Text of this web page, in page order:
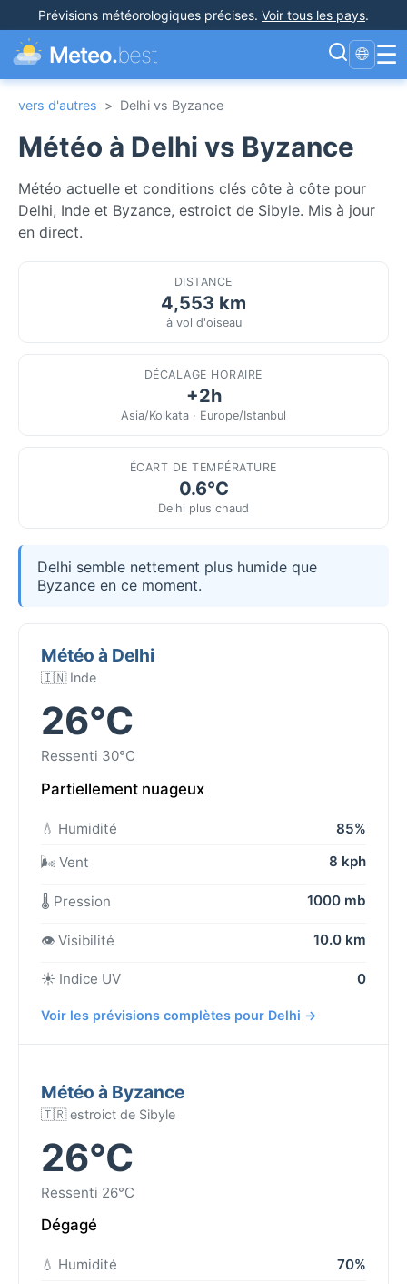
Prévisions météorologiques précises. Voir tous les pays.
Meteo.best 🌐 ☰
vers d'autres > Delhi vs Byzance
Météo à Delhi vs Byzance
Météo actuelle et conditions clés côte à côte pour
Delhi, Inde et Byzance, estroict de Sibyle. Mis à jour
en direct.
DISTANCE
4,553 km
à vol d'oiseau
DÉCALAGE HORAIRE
+2h
Asia/Kolkata · Europe/Istanbul
ÉCART DE TEMPÉRATURE
0.6°C
Delhi plus chaud
Delhi semble nettement plus humide que
Byzance en ce moment.
Météo à Delhi
🇮🇳 Inde
26°C
Ressenti 30°C
Partiellement nuageux
💧 Humidité
85%
🌬️ Vent
8 kph
🌡️ Pression 1000 mb
👁️ Visibilité 10.0 km
☀️ Indice UV 0
Voir les prévisions complètes pour Delhi →
Météo à Byzance
🇹🇷 estroict de Sibyle
26°C
Ressenti 26°C
Dégagé
💧 Humidité
70%